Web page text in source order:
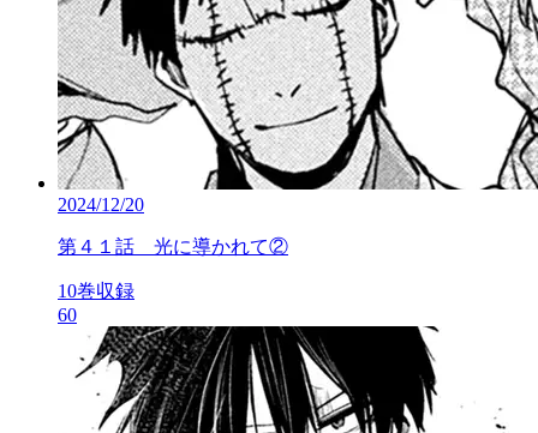
2024/12/20
第４１話 光に導かれて②
10巻収録
60